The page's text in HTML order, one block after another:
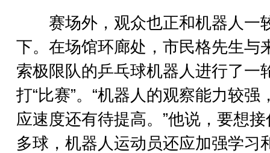
赛场外，观众也正和机器人一
下。在场馆环廊处，市民格先生与
索极限队的乒乓球机器人进行了一
打“比赛”。“机器人的观察能力较强
应速度还有待提高。”他说，要想
多球，机器人运动员还应加强学习